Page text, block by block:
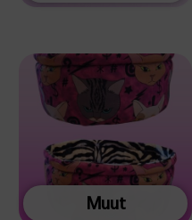
Muut